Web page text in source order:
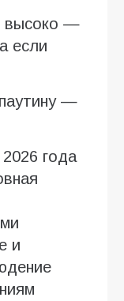
высоко —
если
—
года
и